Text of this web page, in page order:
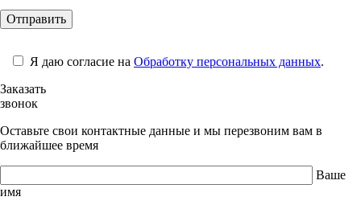
Я даю согласие на Обработку персональных данных.
Заказать
звонок
Оставьте свои контактные данные и мы перезвоним вам в
ближайшее время
Ваше
имя